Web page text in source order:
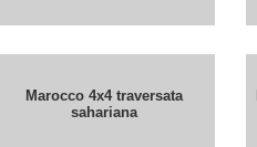
Marocco 4x4 traversata
sahariana